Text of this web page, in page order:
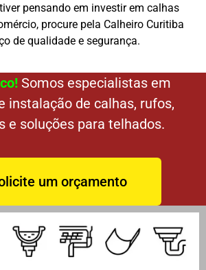
pensando em investir em calhas
procure pela Calheiro Curitiba
de qualidade e segurança.
Somos especialistas em
instalação de calhas, rufos,
e soluções para telhados.
um orçamento